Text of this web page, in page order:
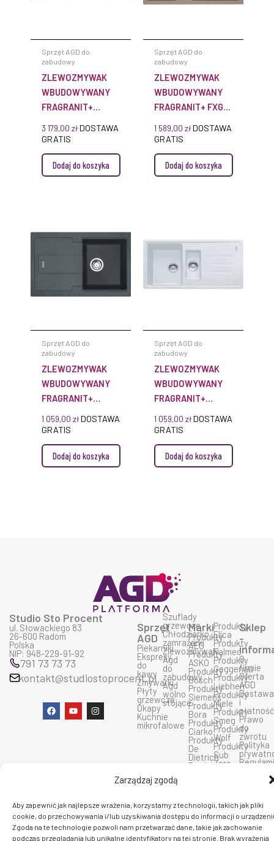
Zarządzaj zgodą
Aby zapewnić jak najlepsze wrażenia, korzystamy z technologii, takich jak pliki
cookie, do przechowywania i/lub uzyskiwania dostępu do informacji o
Zgoda na te technologie pozwoli nam przetwarzać dane, takie jak zachowanie
podczas przeglądania lub unikalne identyfikatory na tej stronie. Brak wyrażenia
Sprzęt AGD do
zabudowy
ZLEWOZMYWAK
WBUDOWYWANY
FRAGRANIT+
MTF 611 PRAWY,
LEWY
3 179,00 zł DOSTAWA
GRATIS
Dodaj do koszyka
Sprzęt AGD do
zabudowy
ZLEWOZMYWAK
WBUDOWYWANY
FRAGRANIT+ FXG
1 589,00 zł DOSTAWA
GRATIS
Dodaj do koszyka
Sprzęt AGD do
zabudowy
ZLEWOZMYWAK
WBUDOWYWANY
FRAGRANIT+
1 059,00 zł DOSTAWA
GRATIS
Dodaj do koszyka
Sprzęt AGD do
zabudowy
ZLEWOZMYWAK
WBUDOWYWANY
FRAGRANIT+
1 059,00 zł DOSTAWA
GRATIS
Dodaj do koszyka
Studio Sto Procent
ul. Słowackiego 83
26-600 Radom
Polska
NIP: 948-229-91-92
791 73 73 73
kontakt@studiostoprocent.pl
F
a
c
Y
o
u
I
n
s
Sprzęt
AGD
Piekarniki
Ekspresy
do
kawy
Zmywarki
Płyty
grzewcze
Okapy
Kuchnie
mikrofalowe
Szuflady
grzewcze
Chłodziarko
zamrażarki
Zlewozmywaki
Agd
do
zabudowy
Agd
wolno
stojące
Marki
Produkty
AEG
Produkty
ASKO
Produkty
Bosch
Produkty
Siemens
Produkty
Bora
Produkty
Ciarko
Produkty
De
Dietrich
Produkty
Produkty
Elica
Produkty
Falmec
Produkty
Geggenau
Produkty
Liebherr
Produkty
Miele
Produkty
Smeg
Produkty
Wolf
Produkty
Sub
Zero
Sklep
-
O
firmie
Oferta
AGD
Dostawa
i
Prawo
do
zwrotu
Polityka
Kontakt
C 2026 PlatformaAGD. Wszelkie prawa zastrzeżone.